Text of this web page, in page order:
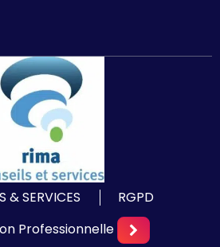
& SERVICES
RGPD
Professionnelle